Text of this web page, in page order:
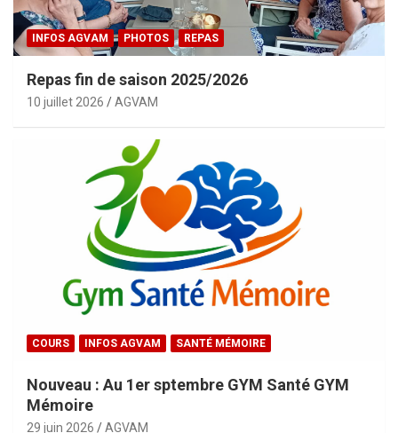
INFOS AGVAM PHOTOS REPAS
Repas fin de saison 2025/2026
10 juillet 2026 AGVAM
COURS INFOS AGVAM SANTÉ MÉMOIRE
Nouveau : Au 1er sptembre GYM Santé GYM
Mémoire
29 juin 2026 AGVAM